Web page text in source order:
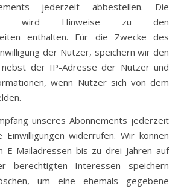
jederzeit abbestellen. Die
wird Hinweise zu den
enthalten. Für die Zwecke des
der Nutzer, speichern wir den
nebst der IP-Adresse der Nutzer und
wenn Nutzer sich von dem
unseres Abonnements jederzeit
Einwilligungen widerrufen. Wir können
E-Mailadressen bis zu drei Jahren auf
berechtigten Interessen speichern
um eine ehemals gegebene